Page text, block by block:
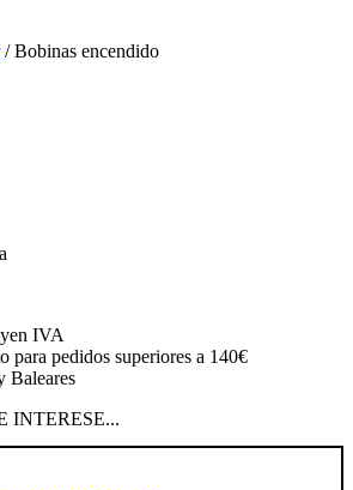
/ Bobinas encendido
IVA
para pedidos superiores a 140€
Baleares
INTERESE...